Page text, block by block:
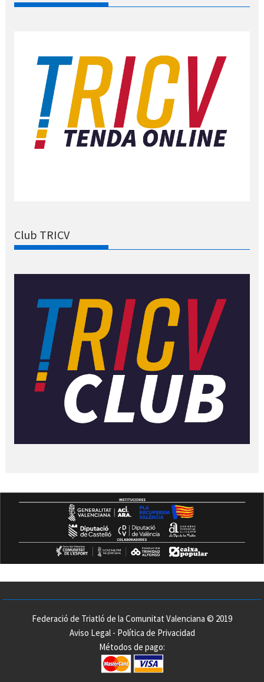
Club TRICV
Federació de Triatló de la Comunitat Valenciana © 2019
Aviso Legal- Política de Privacidad
Métodos de pago: